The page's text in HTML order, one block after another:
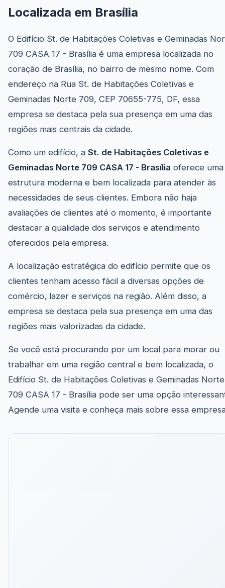
Localizada em Brasília
O Edifício St. de Habitações Coletivas e Geminadas
709 CASA 17 - Brasília é uma empresa localizada no
coração de Brasília, no bairro de mesmo nome. Com
endereço na Rua St. de Habitações Coletivas e
Geminadas Norte 709, CEP 70655-775, DF, essa
empresa se destaca pela sua presença em uma das
regiões mais centrais da cidade.
Como um edifício, a St. de Habitações Coletivas e
Geminadas Norte 709 CASA 17 - Brasília oferece uma
estrutura moderna e bem localizada para atender às
necessidades de seus clientes. Embora não haja
avaliações de clientes até o momento, é importante
destacar a qualidade dos serviços e atendimento
oferecidos pela empresa.
A localização estratégica do edifício permite que os
clientes tenham acesso fácil a diversas opções de
comércio, lazer e serviços na região. Além disso, a
empresa se destaca pela sua presença em uma das
regiões mais valorizadas da cidade.
Se você está procurando por um local para morar ou
trabalhar em uma região central e bem localizada, o
Edifício St. de Habitações Coletivas e Geminadas Norte
709 CASA 17 - Brasília pode ser uma opção
Agende uma visita e conheça mais sobre essa